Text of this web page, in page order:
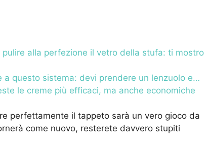
alla perfezione il vetro della stufa: ti mostro
a questo sistema: devi prendere un lenzuolo e…
le creme più efficaci, ma anche economiche
perfettamente il tappeto sarà un vero gioco da
come nuovo, resterete davvero stupiti